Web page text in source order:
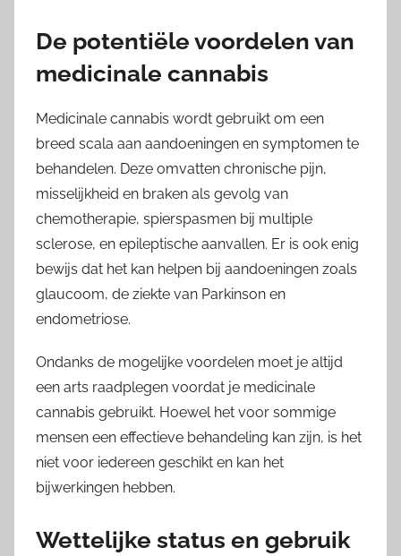
De potentiële voordelen van
medicinale cannabis
Medicinale cannabis wordt gebruikt om een
breed scala aan aandoeningen en symptomen te
behandelen. Deze omvatten chronische pijn,
misselijkheid en braken als gevolg van
chemotherapie, spierspasmen bij multiple
sclerose, en epileptische aanvallen. Er is ook enig
bewijs dat het kan helpen bij aandoeningen zoals
glaucoom, de ziekte van Parkinson en
endometriose.
Ondanks de mogelijke voordelen moet je altijd
een arts raadplegen voordat je medicinale
cannabis gebruikt. Hoewel het voor sommige
mensen een effectieve behandeling kan zijn, is het
niet voor iedereen geschikt en kan het
bijwerkingen hebben.
Wettelijke status en gebruik